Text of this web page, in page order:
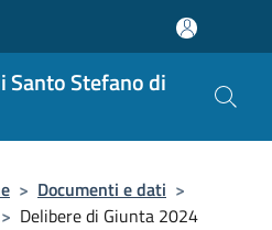
Santo Stefano di
> Documenti e dati >
> Delibere di Giunta 2024